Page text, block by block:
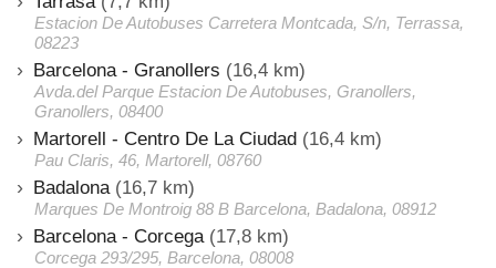
Estacion De Autobuses Carretera Montcada, S/n, Terrassa,
08223
Barcelona - Granollers (16,4 km)
Avda.del Parque Estacion De Autobuses, Granollers,
Granollers, 08400
Martorell - Centro De La Ciudad (16,4 km)
Pau Claris, 46, Martorell, 08760
Badalona (16,7 km)
Marques De Montroig 88 B Barcelona, Badalona, 08912
Barcelona - Corcega (17,8 km)
Corcega 293/295, Barcelona, 08008